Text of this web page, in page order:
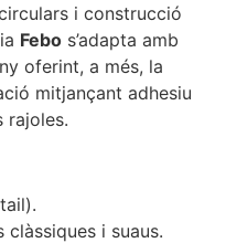
i construcció
Febo s’adapta amb
oferint, a més, la
mitjançant adhesiu
rajoles.
clàssiques i suaus.